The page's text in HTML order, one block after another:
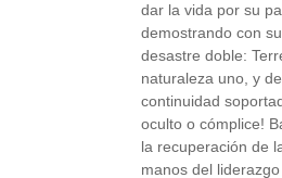
dar la vida por su
demostrando con
desastre doble:
naturaleza uno, y
continuidad
oculto o cómplice!
la recuperación de
manos del